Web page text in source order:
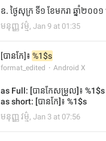
ឧ. ថ្ងៃសុក្រ ទី១ ខែមករា ឆ្នាំ២០
មនុញ្ញ វម្ម៌, Jan 9 at 01:35
[បានកែ]៖ %1$s
format_edited Android X
as Full: [បានកែសម្រួល]៖ %1$s
as short: [បានកែ]៖ %1$s
មនុញ្ញ វម្ម៌, Jan 3 at 07:56